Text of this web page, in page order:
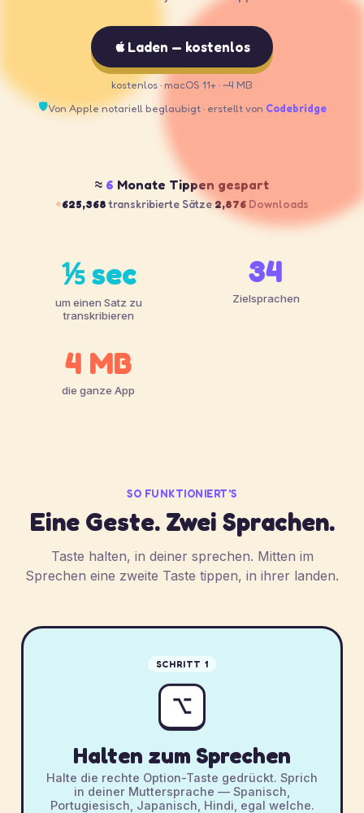
Laden — kostenlos
kostenlos · macOS 11+ · ~4 MB
🛡Von Apple notariell beglaubigt · erstellt von Codebridge
≈ 6 Monate Tippen gespart
625,368 transkribierte Sätze·2,876 Downloads
⅕ sec
um einen Satz zu
transkribieren
34
Zielsprachen
4 MB
die ganze App
SO FUNKTIONIERT'S
Eine Geste. Zwei Sprachen.
Taste halten, in deiner sprechen. Mitten im
Sprechen eine zweite Taste tippen, in ihrer landen.
SCHRITT 1
⌥
Halten zum Sprechen
Halte die rechte Option-Taste gedrückt. Sprich
in deiner Muttersprache — Spanisch,
Portugiesisch, Japanisch, Hindi, egal welche.